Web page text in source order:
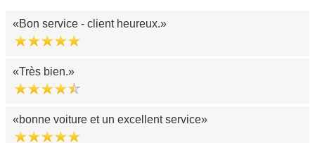
Bon service - client heureux.
Très bien.
bonne voiture et un excellent service